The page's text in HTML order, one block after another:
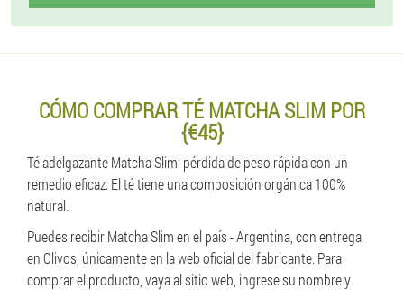
CÓMO COMPRAR TÉ MATCHA SLIM POR
{€45}
Té adelgazante Matcha Slim: pérdida de peso rápida con un
remedio eficaz. El té tiene una composición orgánica 100%
natural.
Puedes recibir Matcha Slim en el país - Argentina, con entrega
en Olivos, únicamente en la web oficial del fabricante. Para
comprar el producto, vaya al sitio web, ingrese su nombre y